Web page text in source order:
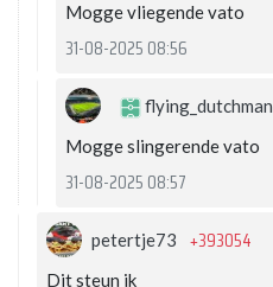
Mogge vliegende vato
31-08-2025 08:56
flying_dutchman
Mogge slingerende vato
31-08-2025 08:57
petertje73 +393054
Dit steun ik